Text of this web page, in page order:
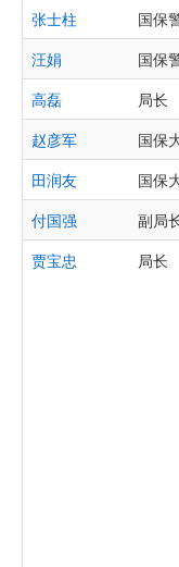
张士柱
国保
汪娟
国保
高磊
局长
赵彦军
国保
田润友
国保
付国强
副局
贾宝忠
局长